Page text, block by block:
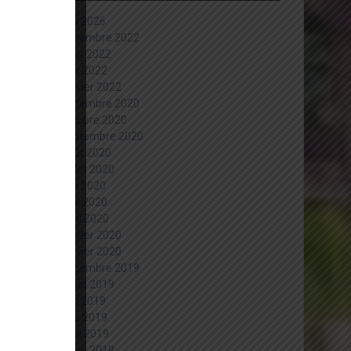
juin 2026
décembre 2022
août 2022
mai 2022
janvier 2022
décembre 2020
octobre 2020
septembre 2020
août 2020
juillet 2020
juin 2020
mai 2020
avril 2020
février 2020
janvier 2020
décembre 2019
juillet 2019
juin 2019
mai 2019
avril 2019